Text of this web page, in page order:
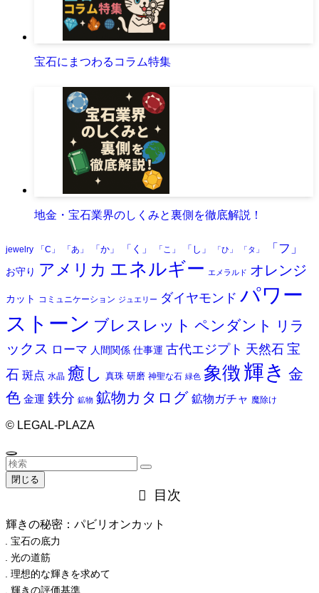
宝石にまつわるコラム特集
地金・宝石業界のしくみと裏側を徹底解説！
jewelry 「C」 「あ」 「か」 「く」 「こ」 「し」 「ひ」 「タ」 「フ」
お守り アメリカ エネルギー エメラルド オレンジ
カット コミュニケーション ジュエリー ダイヤモンド パワー
ストーン ブレスレット ペンダント
リラ
ックス ローマ 人間関係 仕事運 古代エジプト 天然石 宝
石 斑点 水晶 癒し 真珠 研磨 神聖な石 緑色 象徴 輝き 金
色 金運 鉄分 鉱物 鉱物カタログ 鉱物ガチャ 魔除け
© LEGAL-PLAZA
閉じる
目次
輝きの秘密：パビリオンカット
宝石の底力
光の道筋
理想的な輝きを求めて
輝きの評価基準